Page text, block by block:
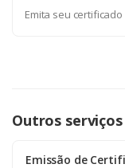
Emita seu
Outros
Emissão de